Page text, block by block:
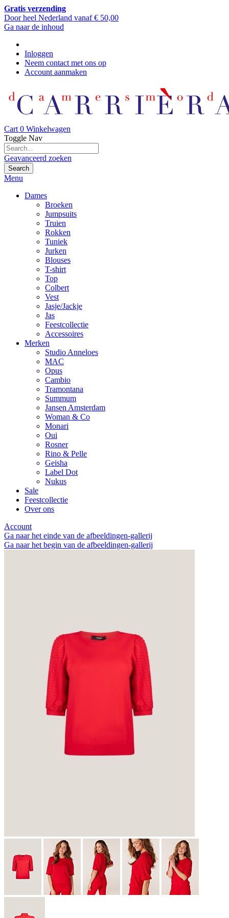
Gratis verzending
Door heel Nederland vanaf € 50,00
Ga naar de inhoud
Inloggen
Neem contact met ons op
Account aanmaken
Cart 0 Winkelwagen
Toggle Nav
Geavanceerd zoeken
Search
Menu
Dames
Broeken
Jumpsuits
Truien
Rokken
Tuniek
Jurken
Blouses
T-shirt
Top
Colbert
Vest
Jasje/Jackje
Jas
Feestcollectie
Accessoires
Merken
Studio Anneloes
MAC
Opus
Cambio
Tramontana
Summum
Jansen Amsterdam
Woman & Co
Monari
Oui
Rosner
Rino & Pelle
Geisha
Label Dot
Nukus
Sale
Feestcollectie
Over ons
Account
Ga naar het einde van de afbeeldingen-gallerij
Ga naar het begin van de afbeeldingen-gallerij